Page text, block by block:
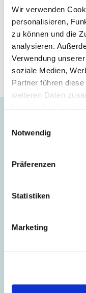
Wir verwenden
personalisieren,
zu können und die
analysieren.
Verwendung
soziale Medien,
Partner führen
weiteren Daten
Notwendig
Präferenzen
Statistiken
Marketing
in Deutschland haben.
Downloads
FAQ der BDA zum
2022)
Auch